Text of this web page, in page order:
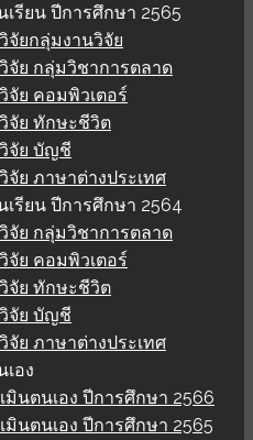
รียน ปีการศึกษา 2565
จัยกลุ่มงานวิจัย
จัย กลุ่มวิชาการตลาด
จัย คอมพิวเตอร์
จัย ทักษะชีวิต
จัย บัญชี
ย ภาษาต่างประเทศ
รียน ปีการศึกษา 2564
จัย กลุ่มวิชาการตลาด
จัย คอมพิวเตอร์
จัย ทักษะชีวิต
จัย บัญชี
ย ภาษาต่างประเทศ
อง
มินตนเอง ปีการศึกษา 2566
มินตนเอง ปีการศึกษา 2565